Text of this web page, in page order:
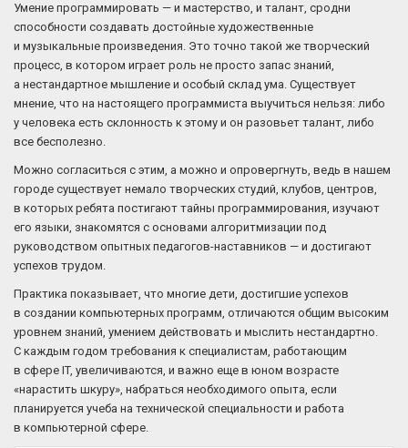
Умение программировать — и мастерство, и талант, сродни
способности создавать достойные художественные
и музыкальные произведения. Это точно такой же творческий
процесс, в котором играет роль не просто запас знаний,
а нестандартное мышление и особый склад ума. Существует
мнение, что на настоящего программиста выучиться нельзя: либо
у человека есть склонность к этому и он разовьет талант, либо
все бесполезно.
Можно согласиться с этим, а можно и опровергнуть, ведь в нашем
городе существует немало творческих студий, клубов, центров,
в которых ребята постигают тайны программирования, изучают
его языки, знакомятся с основами алгоритмизации под
руководством опытных педагогов-наставников — и достигают
успехов трудом.
Практика показывает, что многие дети, достигшие успехов
в создании компьютерных программ, отличаются общим высоким
уровнем знаний, умением действовать и мыслить нестандартно.
С каждым годом требования к специалистам, работающим
в сфере IT, увеличиваются, и важно еще в юном возрасте
«нарастить шкуру», набраться необходимого опыта, если
планируется учеба на технической специальности и работа
в компьютерной сфере.